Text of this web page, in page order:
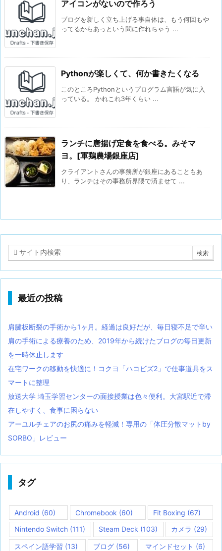
アイコンがないので作ろう
ブログを新しく立ち上げる事自体は、もう何回もや
ってるからあっという間に作れちゃう ...
Pythonが楽しくて、何か書きたくなる
このところPythonというプログラム言語が気に入
っている。 かれこれ3年くらい ...
ランチに唐揚げ定食を食べる。みそマ
ヨ。[軍鶏農場銀座店]
クライアントさんの事務所が銀座にあることもあ
り、ランチはその事務所界隈で済ませて ...
最近の投稿
肩腱板断裂の手術から1ヶ月。経過は良好だが、毎日寝不足で辛い
肩の手術による療養のため、2019年から続けたブログの毎日更新
を一時休止します
在宅ワークの移動を快適に！コクヨ「ハコビズ2」で仕事道具をス
マートに整理
放送大学 埼玉学習センターの面接授業は色々便利。大宮駅近で滞
在しやすく、食事に困らない
アーユルチェアのお尻の痛みを軽減！専用の「体圧分散マットby
SORBO」レビュー
タグ
Android (60) Chromebook (60) Fit Boxing (67)
Nintendo Switch (111) Steam Deck (103) カメラ (29)
スペイン語学習 (13) ブログ (56) マインドセット (6)